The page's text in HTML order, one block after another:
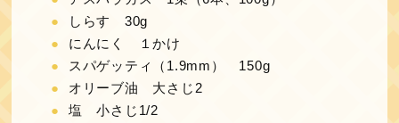
しらす 30g
にんにく １かけ
スパゲッティ（1.9mm） 150g
オリーブ油 大さじ2
塩 小さじ1/2